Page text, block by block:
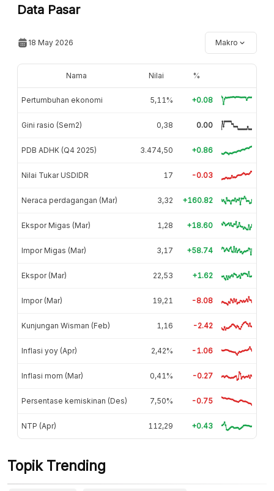
Data Pasar
18 May 2026 Makro
Nama Nilai %
Pertumbuhan ekonomi 5,11% +0.08
Gini rasio (Sem2) 0,38 0.00
PDB ADHK (Q4 2025) 3.474,50 +0.86
Nilai Tukar USDIDR 17 -0.03
Neraca perdagangan (Mar) 3,32 +160.82
Ekspor Migas (Mar) 1,28 +18.60
Impor Migas (Mar) 3,17 +58.74
Ekspor (Mar) 22,53 +1.62
Impor (Mar) 19,21 -8.08
Kunjungan Wisman (Feb) 1,16 -2.42
Inflasi yoy (Apr) 2,42% -1.06
Inflasi mom (Mar) 0,41% -0.27
Persentase kemiskinan (Des) 7,50% -0.75
NTP (Apr) 112,29 +0.43
Topik Trending